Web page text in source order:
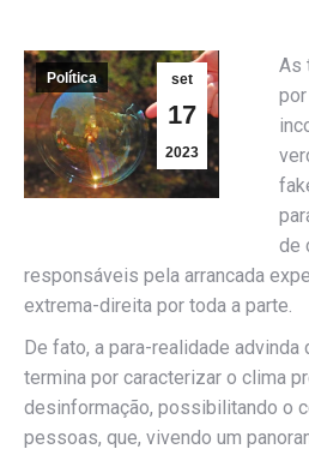
set
17
2023
Política
As
de
responsáveis pela arrancada
extrema-direita por toda a parte.
De fato, a para-realidade advinda
termina por caracterizar o clima
desinformação, possibilitando o
pessoas, que, vivendo um